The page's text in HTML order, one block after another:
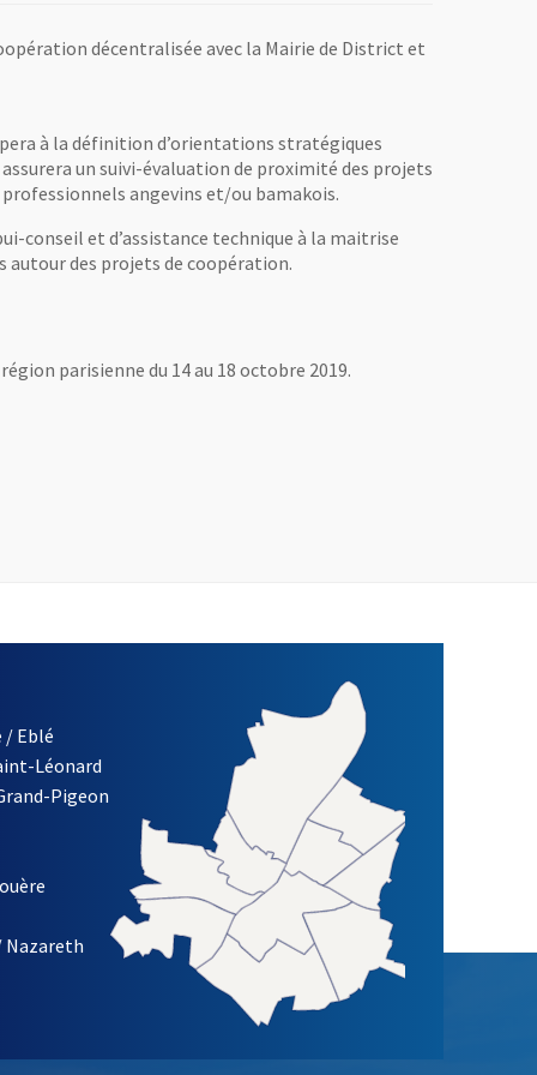
décentralisée avec la Mairie de District et
à la définition d’orientations stratégiques
un suivi-évaluation de proximité des projets
angevins et/ou bamakois.
conseil et d’assistance technique à la maitrise
autour des projets de coopération.
parisienne du 14 au 18 octobre 2019.
D'INFORMATION DES ASSOCIATIONS DE LA VILLE
/ Eblé
Léonard
Pigeon
Nazareth